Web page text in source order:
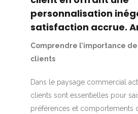
personnalisation
satisfaction accrue.
Comprendre l’importance
clients
Dans le paysage commercial
clients sont essentielles pour
préférences et comportements